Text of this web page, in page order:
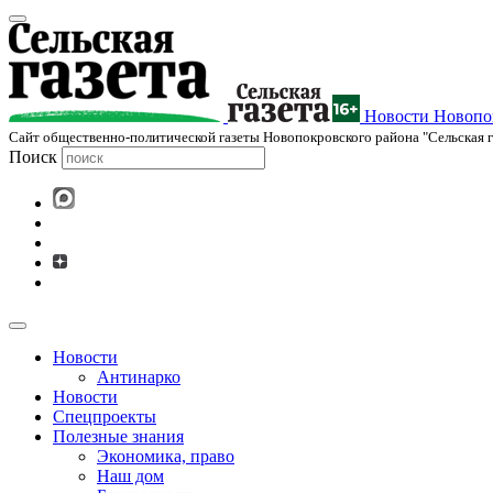
Новости
Cайт общественно-политической газеты Новопокровского района "Сельская
Поиск
Новости
Антинарко
Новости
Спецпроекты
Полезные знания
Экономика, право
Наш дом